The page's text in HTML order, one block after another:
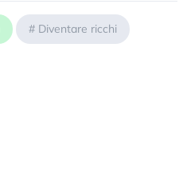
# Diventare ricchi